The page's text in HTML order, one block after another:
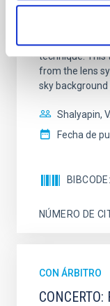
observations
technique. This
from the lens
sky background
Shalyapin,
Fecha de
BIBCODE
NÚMERO DE
CON ÁRBITRO